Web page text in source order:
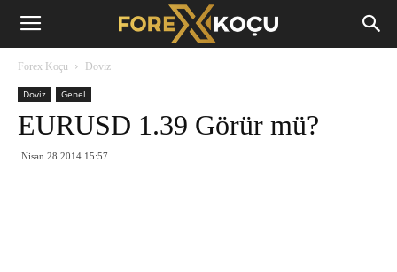
Forex
Forex Koçu Doviz
Doviz Genel
EURUSD 1.39 Görür mü?
Nisan 28 2014 15:57